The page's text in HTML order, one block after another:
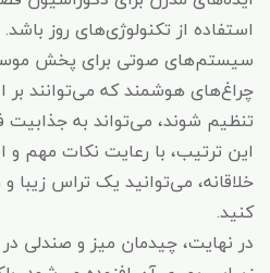
استفاده از تکنولوژی‌های روز
سیستم‌های صوتی برای پخش
چراغ‌های هوشمند که می‌توانند
تنظیم شوند، می‌تواند به جذابیت
این ترتیب، با رعایت نکات مهم و
خلاقانه، می‌توانید یک تراس زیبا
کنید.
در نهایت، چیدمان میز و صندلی